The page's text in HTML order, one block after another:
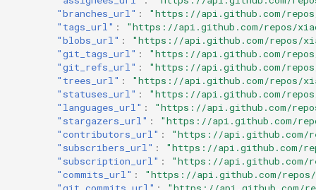
"branches_url" :
"https://api.github.com/repos/
"tags_url" :
"https://api.github.com/repos/
"blobs_url" :
"https://api.github.com/repos/
"git_tags_url" :
"https://api.github.com/repos/
"git_refs_url" :
"https://api.github.com/repos/
"trees_url" :
"https://api.github.com/repos/
"statuses_url" :
"https://api.github.com/repos/
"languages_url" :
"https://api.github.com/repos/
"stargazers_url" :
"https://api.github.com/
"contributors_url" :
"https://api.github.com/
"subscribers_url" :
"https://api.github.com/
"subscription_url" :
"https://api.github.com/
"commits_url" :
"https://api.github.com/repos/